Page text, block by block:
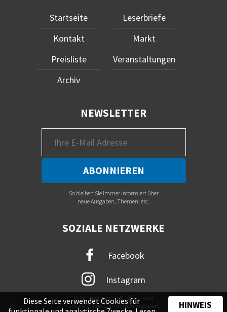
Startseite
Kontakt
Preisliste
Archiv
Leserbriefe
Markt
Veranstaltungen
NEWSLETTER
So bleiben Sie immer informiert über
neue Ausgaben, Themen, etc.
SOZIALE NETZWERKE
Facebook
Instagram
Mit immer neuem Newsfeed wird
unsere Online-Community begeistert
Diese Seite verwendet Cookies für
HINWEIS